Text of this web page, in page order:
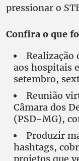
pressionar o
Confira o que
Realização
aos hospitais
setembro,
Reunião
Câmara dos
(PSD-MG),
Produzir
hashtags,